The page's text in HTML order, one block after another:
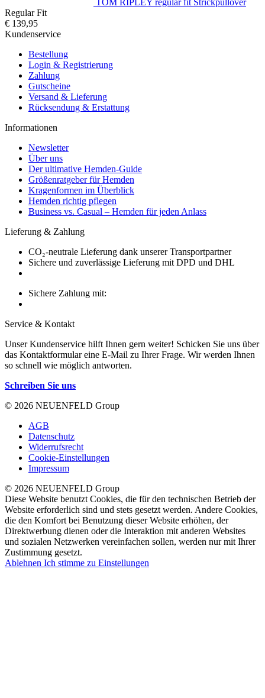
TOM RIPLEY regular fit Strickpullover
Regular Fit
€ 139,95
Kundenservice
Bestellung
Login & Registrierung
Zahlung
Gutscheine
Versand & Lieferung
Rücksendung & Erstattung
Informationen
Newsletter
Über uns
Der ultimative Hemden-Guide
Größenratgeber für Hemden
Kragenformen im Überblick
Hemden richtig pflegen
Business vs. Casual – Hemden für jeden Anlass
Lieferung & Zahlung
CO₂-neutrale Lieferung dank unserer Transportpartner
Sichere und zuverlässige Lieferung mit DPD und DHL
Sichere Zahlung mit:
Service & Kontakt
Unser Kundenservice hilft Ihnen gern weiter! Schicken Sie uns über
das Kontaktformular eine E-Mail zu Ihrer Frage. Wir werden Ihnen
so schnell wie möglich antworten.
Schreiben Sie uns
© 2026 NEUENFELD Group
AGB
Datenschutz
Widerrufsrecht
Cookie-Einstellungen
Impressum
© 2026 NEUENFELD Group
Diese Website benutzt Cookies, die für den technischen Betrieb der
Website erforderlich sind und stets gesetzt werden. Andere Cookies,
die den Komfort bei Benutzung dieser Website erhöhen, der
Direktwerbung dienen oder die Interaktion mit anderen Websites
und sozialen Netzwerken vereinfachen sollen, werden nur mit Ihrer
Zustimmung gesetzt.
Ablehnen Ich stimme zu Einstellungen